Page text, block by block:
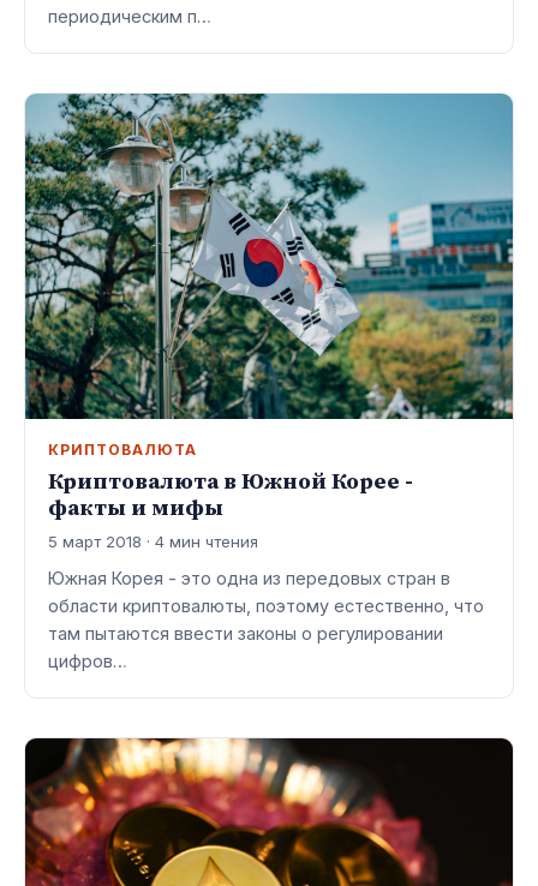
периодическим п…
КРИПТОВАЛЮТА
Криптовалюта в Южной Корее -
факты и мифы
5 март 2018 · 4 мин чтения
Южная Корея - это одна из передовых стран в
области криптовалюты, поэтому естественно, что
там пытаются ввести законы о регулировании
цифров…